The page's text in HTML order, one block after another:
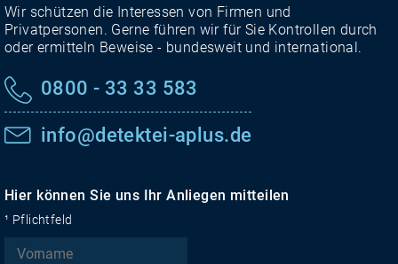
Wir schützen die Interessen von Firmen und
Privatpersonen. Gerne führen wir für Sie Kontrollen durch
oder ermitteln Beweise - bundesweit und international.
0800 - 33 33 583
info@detektei-aplus.de
Hier können Sie uns Ihr Anliegen mitteilen
¹ Pflichtfeld